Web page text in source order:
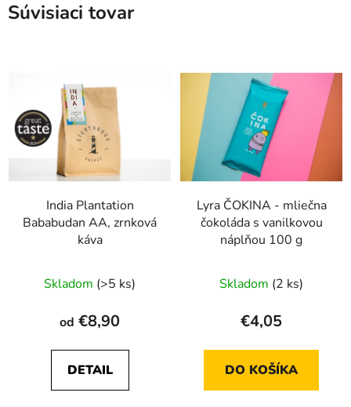
Súvisiaci tovar
India Plantation
Bababudan AA, zrnková
káva
hodnotenie
produktu
je
4,5
z
Skladom (>5 ks)
od €8,90
DETAIL
Lyra ČOKINA - mliečna
čokoláda s vanilkovou
náplňou 100 g
Skladom (2 ks)
€4,05
DO KOŠÍKA